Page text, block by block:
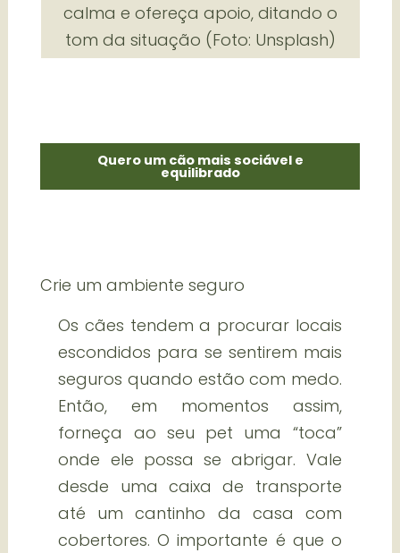
calma e ofereça apoio, ditando o
tom da situação (Foto: Unsplash)
Quero um cão mais sociável e
equilibrado
Crie um ambiente seguro
Os cães tendem a procurar locais
escondidos para se sentirem mais
seguros quando estão com medo.
Então, em momentos assim,
forneça ao seu pet uma “toca”
onde ele possa se abrigar. Vale
desde uma caixa de transporte
até um cantinho da casa com
cobertores. O importante é que o